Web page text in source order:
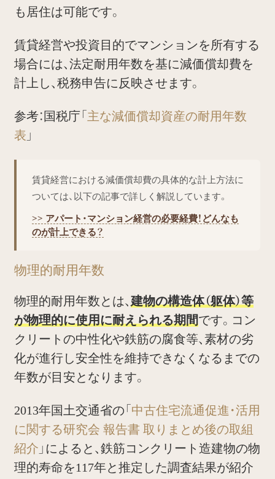
も居住は可能です。
賃貸経営や投資目的でマンションを所有する
場合には、法定耐用年数を基に減価償却費を
計上し、税務申告に反映させます。
参考：国税庁「 主な減価償却資産の耐用年数
表 」
賃貸経営における減価償却費の具体的な計上方法に
ついては、以下の記事で詳しく解説しています。
>> アパート・マンション経営の必要経費！どんなも
のが計上できる？
物理的耐用年数
物理的耐用年数とは、建物の構造体（躯体）等
が物理的に使用に耐えられる期間です。コン
クリートの中性化や鉄筋の腐食等、素材の劣
化が進行し安全性を維持できなくなるまでの
年数が目安となります。
2013年国土交通省の「 中古住宅流通促進・活用
に関する研究会 報告書 取りまとめ後の取組
紹介 」によると、鉄筋コンクリート造建物の物
理的寿命を117年と推定した調査結果が紹介